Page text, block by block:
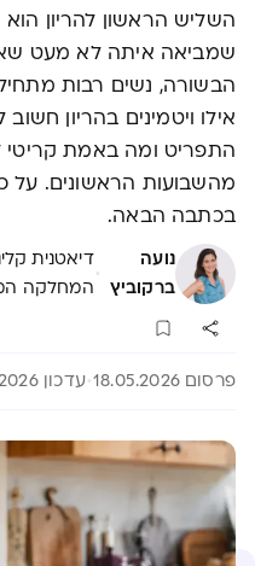
השליש הראשון להריון
שמביאה איתה לא מעט
הבשורה, נשים רבות
אילו ויטמינים בהריון
התפריט ומה באמת
מהשבועות הראשונים. על
בכתבה הבאה.
נועה
ברקוביץ ·המחלקה
פרסום 18.05.2026 עדכון 18.05.2026